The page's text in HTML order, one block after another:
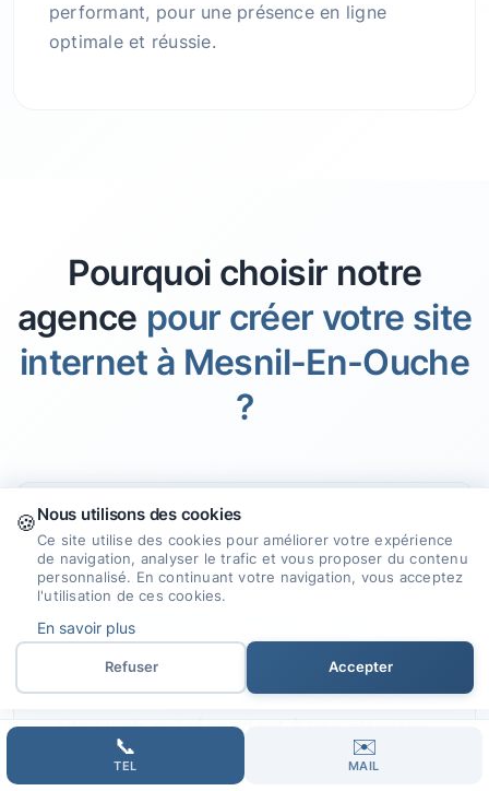
performant, pour une présence en ligne
optimale et réussie.
Pourquoi choisir notre
agence pour créer votre site
internet à Mesnil-En-Ouche
?
🎯
Expertise et Savoir-faire
Nous mettons à profit notre expérience
et nos compétences pour concevoir des
sites web qui répondent à vos attentes.
📞
TEL
✉️
MAIL
🍪Nous utilisons des cookies
Ce site utilise des cookies pour améliorer votre expérience
de navigation, analyser le trafic et vous proposer du contenu
personnalisé. En continuant votre navigation, vous acceptez
l'utilisation de ces cookies.
En savoir plus
Refuser Accepter